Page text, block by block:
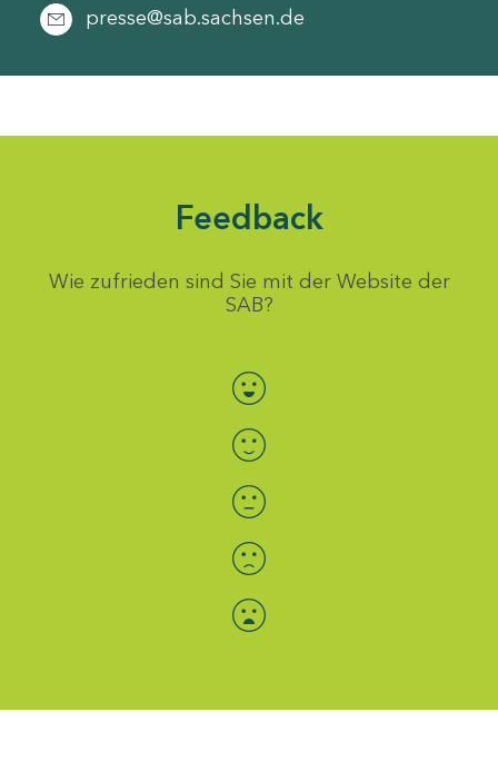
presse@sab.sachsen.de
Feedback
Wie zufrieden sind Sie mit der Website der
SAB?
Bewertung auswählen